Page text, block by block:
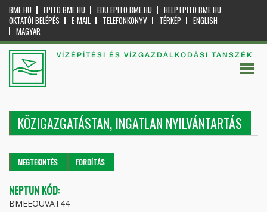
BME.HU EPITO.BME.HU EDU.EPITO.BME.HU
HELP.EPITO.BME.HU
OKTATÓI BELÉPÉS
E-MAIL TELEFONKÖNYV TÉRKÉP
ENGLISH
MAGYAR
VÍZÉPÍTÉSI ÉS VÍZGAZDÁLKODÁSI TANSZÉK
KÖZIGAZGATÁSTAN, INGATLAN NYILVÁNTARTÁS
Elsődleges fülek
MEGTEKINTÉS (AKTÍVFORDÍTÁS
NEPTUN KÓD:
BMEEOUVAT44